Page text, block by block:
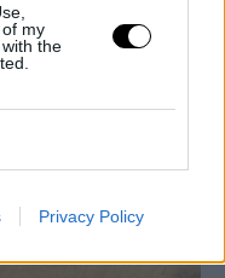
my
the
Privacy Policy
νύχια: Οι
συστατικού